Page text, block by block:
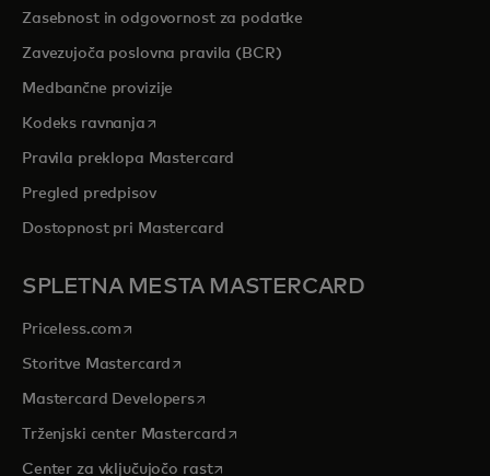
Zasebnost in odgovornost za podatke
Zavezujoča poslovna pravila (BCR)
Medbančne provizije
Kodeks ravnanjaopens in a new tab
Pravila preklopa Mastercard
Pregled predpisov
Dostopnost pri Mastercard
SPLETNA MESTA MASTERCARD
Priceless.com opens in a new tab
Storitve Mastercard opens in a new tab
Mastercard Developersopens in a new tab
Trženjski center Mastercard opens in a new tab
Center za vključujočo rastopens in a new tab